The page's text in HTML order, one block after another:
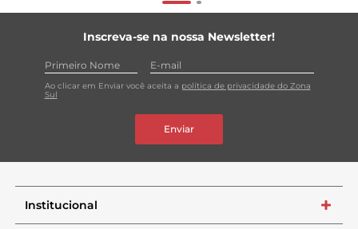
Inscreva-se na nossa Newsletter!
Ao clicar em Enviar você aceita a política de privacidade do Zona
Sul
Enviar
Institucional +